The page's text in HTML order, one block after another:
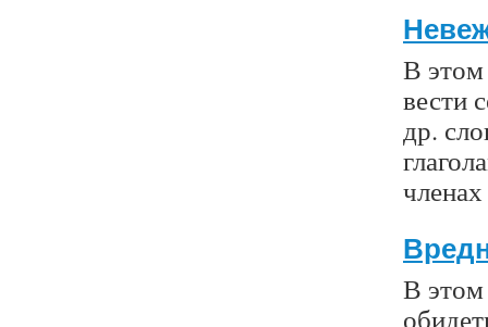
В этом
вести
др.
В этом